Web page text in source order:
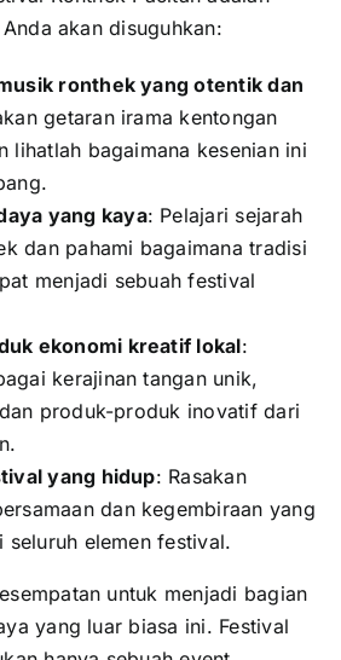
akan disuguhkan:
ronthek yang otentik dan
getaran irama kentongan
lihatlah bagaimana kesenian ini
yang kaya: Pelajari sejarah
dan pahami bagaimana tradisi
menjadi sebuah festival
ekonomi kreatif lokal:
kerajinan tangan unik,
produk-produk inovatif dari
yang hidup: Rasakan
dan kegembiraan yang
seluruh elemen festival.
untuk menjadi bagian
yang luar biasa ini. Festival